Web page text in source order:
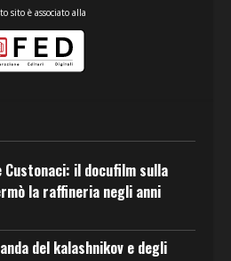
sito è associato alla
Custonaci: il docufilm sulla
la raffineria negli anni
del kalashnikov e degli